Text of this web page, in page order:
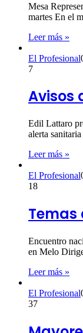
Mesa
martes En el
Leer más »
El Profesional
7
Avisos
Edil Lattaro
alerta
Leer más »
El Profesional
18
Encuentro
en Melo
Leer más »
El Profesional
37